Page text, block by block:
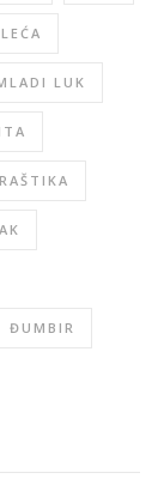
LEĆA
LUK
RAŠTIKA
ĐUMBIR